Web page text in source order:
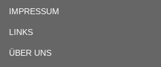
IMPRESSUM
LINKS
ÜBER UNS